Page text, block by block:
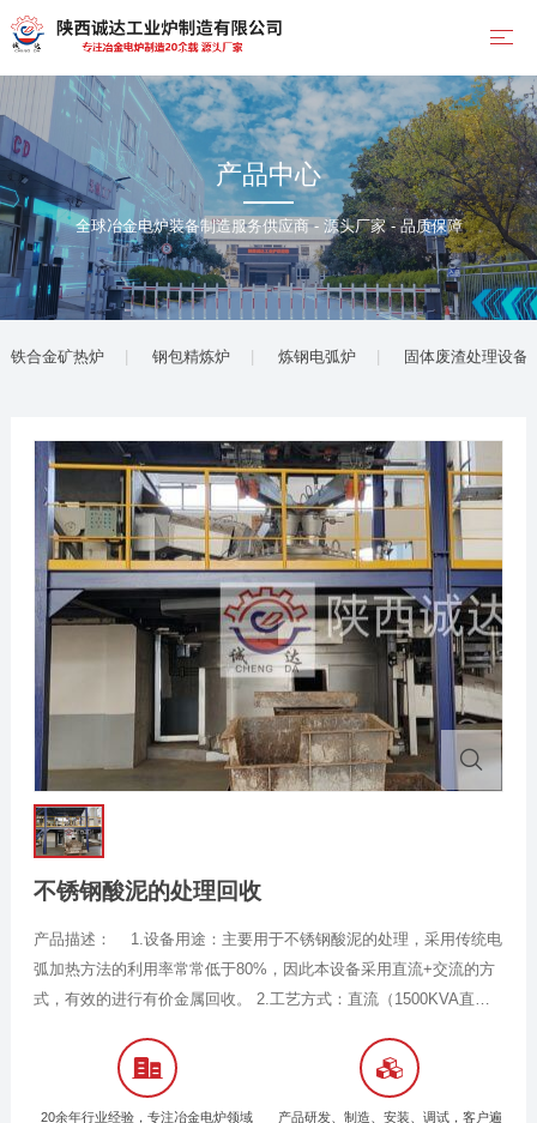
产品中心
全球冶金电炉装备制造服务供应商 - 源头厂家 - 品质保障
铁合金矿热炉 钢包精炼炉 炼钢电弧炉 固体废渣处理设备
不锈钢酸泥的处理回收
产品描述： 1.设备用途：主要用于不锈钢酸泥的处理，采用传统电
弧加热方法的利用率常常低于80%，因此本设备采用直流+交流的方
式，有效的进行有价金属回收。 2.工艺方式：直流（1500KVA直流
率高，是大批量固废反应的
20余年行业经验，专注冶金电炉领域
产品研发、制造、安装、调试，客户遍